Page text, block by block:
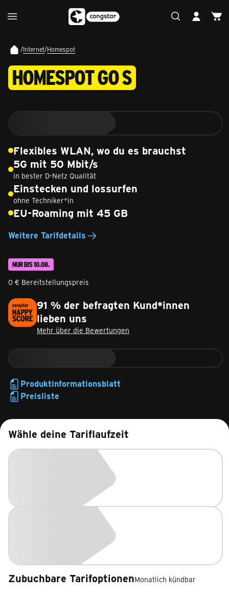
/Internet/Homespot
HOMESPOT GO S
Flexibles WLAN, wo du es brauchst
5G mit 50 Mbit/s
in bester D-Netz Qualität
Einstecken und lossurfen
ohne Techniker*in
EU-Roaming mit 45 GB
Weitere Tarifdetails
NUR BIS 10.08.
0 € Bereitstellungspreis
91 % der befragten Kund*innen
lieben uns
Mehr über die Bewertungen
Produktinformationsblatt
Preisliste
Wähle deine Tariflaufzeit
Zubuchbare TarifoptionenMonatlich kündbar